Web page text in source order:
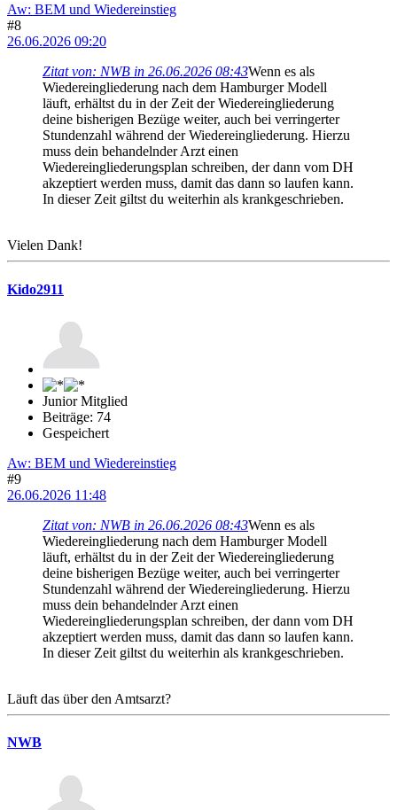
Aw: BEM und Wiedereinstieg
#8
26.06.2026 09:20
Zitat von: NWB in 26.06.2026 08:43Wenn es als
Wiedereingliederung nach dem Hamburger Modell
läuft, erhältst du in der Zeit der Wiedereingliederung
deine bisherigen Bezüge weiter, auch bei verringerter
Stundenzahl während der Wiedereingliederung. Hierzu
muss dein behandelnder Arzt einen
Wiedereingliederungsplan schreiben, der dann vom DH
akzeptiert werden muss, damit das dann so laufen kann.
In dieser Zeit giltst du weiterhin als krankgeschrieben.
Vielen Dank!
Kido2911
Junior Mitglied
Beiträge: 74
Gespeichert
Aw: BEM und Wiedereinstieg
#9
26.06.2026 11:48
Zitat von: NWB in 26.06.2026 08:43Wenn es als
Wiedereingliederung nach dem Hamburger Modell
läuft, erhältst du in der Zeit der Wiedereingliederung
deine bisherigen Bezüge weiter, auch bei verringerter
Stundenzahl während der Wiedereingliederung. Hierzu
muss dein behandelnder Arzt einen
Wiedereingliederungsplan schreiben, der dann vom DH
akzeptiert werden muss, damit das dann so laufen kann.
In dieser Zeit giltst du weiterhin als krankgeschrieben.
Läuft das über den Amtsarzt?
NWB